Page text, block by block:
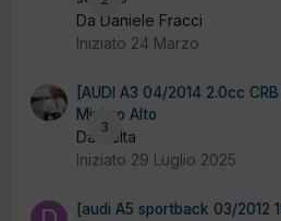
Da Daniele Fracci
Iniziato 24 Marzo
3
[AUDI A3 04/2014 2.0cc CRB
Minimo Alto
Da delta
Iniziato 29 Luglio 2025
[audi A5 sportback 03/2012